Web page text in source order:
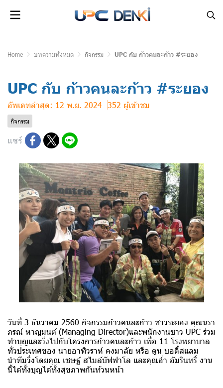
Home บทความทั้งหมด กิจกรรม UPC กับ ก้าวคนละก้าว #ระยอง
UPC กับ ก้าวคนละก้าว #ระยอง
อัพเดทล่าสุด: 12 พ.ย. 2024 352 ผู้เข้าชม
กิจกรรม
แชร์
วันที่ 3 ธันวาคม 2560 กิจกรรมก้าวคนละก้าว ชาวระยอง คุณนรา
ภรณ์ หาญมนต์ (Managing Director)และพนักงานชาว UPC ร่วม
ทำบุญและวิ่งไปกับโครงการก้าวคนละก้าว เพื่อ 11 โรงพยาบาล
ทั่วประเทศของ นายอาทิวราห์ คงมาลัย หรือ ตูน บอดี้สแลม
นำทีมวิ่งโดยคุณ เชษฐ์ สไมล์บัฟฟาโล และคุณอ่ำ อัมรินทริ์ งาน
นี้ได้ทั้งบุญได้ทั้งสุขภาพกันท้วนหน้า